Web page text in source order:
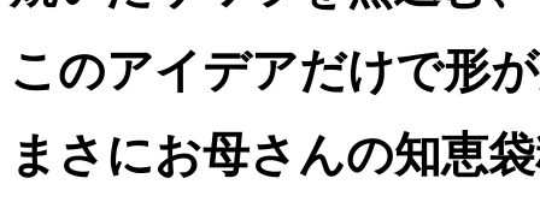
このアイデアだけで形
まさにお母さんの知恵